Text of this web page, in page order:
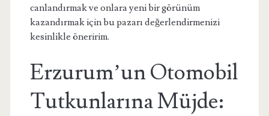
canlandırmak ve onlara yeni bir görünüm
kazandırmak için bu pazarı değerlendirmenizi
kesinlikle öneririm.
Erzurum’un Otomobil
Tutkunlarına Müjde: